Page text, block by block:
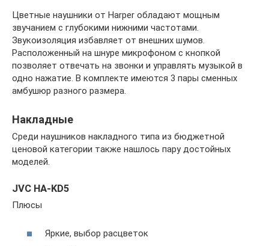
Цветные наушники от Harper обладают мощным
звучанием с глубокими нижними частотами.
Звукоизоляция избавляет от внешних шумов.
Расположенный на шнуре микрофоном с кнопкой
позволяет отвечать на звонки и управлять музыкой в
одно нажатие. В комплекте имеются 3 пары сменных
амбушюр разного размера.
Накладные
Среди наушников накладного типа из бюджетной
ценовой категории также нашлось пару достойных
моделей.
JVC HA-KD5
Плюсы
Яркие, выбор расцветок